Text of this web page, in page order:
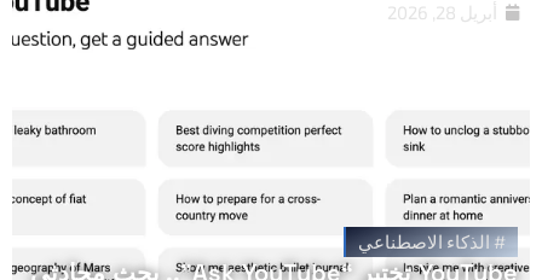
#الذكاء الاصطناعي
YouTube تختبر “Ask YouTube”.. بحث محادثي
أبريل 28, 2026